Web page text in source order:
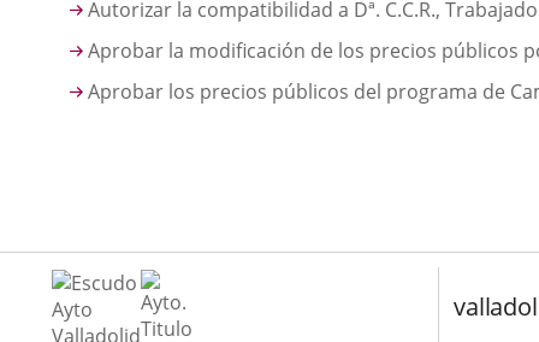
Autorizar la compatibilidad a Dª. C.C.R.,
Aprobar la modificación de los precios públicos
Aprobar los precios públicos del programa de